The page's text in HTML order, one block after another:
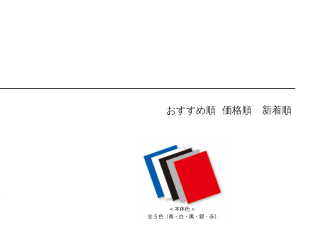
おすすめ順 価格順 新着順